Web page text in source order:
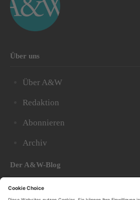
Über uns
Über A&W
Redaktion
Abonnieren
Archiv
Der A&W-Blog
DerA&W-Blog